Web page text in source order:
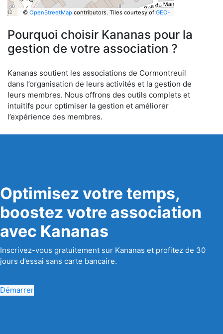
© OpenStreetMapcontributors. Tiles courtesy ofGEO-
Pourquoi choisir Kananas pour la
gestion de votre association ?
Kananas soutient les associations de Cormontreuil
dans l’organisation de leurs activités et la gestion de
leurs membres. Nous offrons des outils complets et
intuitifs pour optimiser la gestion et améliorer
l’expérience des membres.
Optimisez votre temps,
boostez votre association
avec Kananas
Inscrivez-vous gratuitement sur Kananas et profitez de 30
jours d’essai sans carte bancaire.
Démarrer